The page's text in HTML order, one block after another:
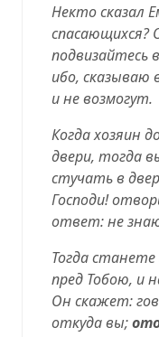
Некто сказал
спасающихся?
подвизайтесь
ибо, сказываю
и не возмогут.
Когда хозяин
двери, тогда
стучать в
Господи!
ответ: не
Тогда
пред Тобою, и
Он скажет:
откуда вы;